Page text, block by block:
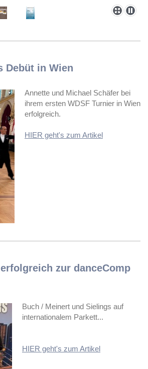
Debüt in Wien
Annette und Michael Schäfer bei
ihrem ersten WDSF Turnier in Wien
erfolgreich.
HIER geht's zum Artikel
zur danceComp
Buch / Meinert und Sielings auf
internationalem Parkett...
HIER geht's zum Artikel